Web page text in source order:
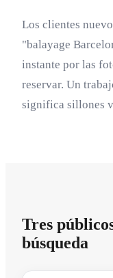
Los clientes
"balayage
instante por las
reservar. Un
significa sillones
Tres
búsqueda